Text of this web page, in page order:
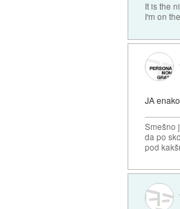
It is the
I'm on
JA
Smešno
da po
pod